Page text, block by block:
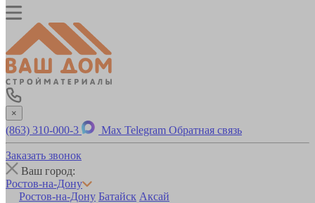
×
(863) 310-000-3 Max Telegram Обратная связь
Заказать звонок
Ваш город:
Ростов-на-Дону
Ростов-на-Дону Батайск Аксай